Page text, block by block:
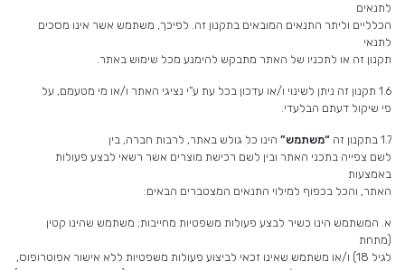
לתנאים
הכלליים וליתר התנאים המובאים בתקנון זה. לפיכך, משתמש אשר אינו מסכים
לתנאי
תקנון זה או לתכניו של האתר מתבקש להימנע מכל שימוש באתר.
1.6 תקנון זה ניתן לשינוי ו/או עדכון בכל עת ע”י נציגי האתר ו/או מי מטעמם, על
פי שיקול דעתם הבלעדי.
1.7 בתקנון זה “משתמש” הינו כל גולש באתר, לרבות חברה, בין
לשם צפייה בתכני האתר ובין לשם רכישת מוצרים אשר רשאי לבצע פעולות
באמצעות
האתר, והכל בכפוף למילוי התנאים המצטברים הבאים:
א. המשתמש הינו כשיר לבצע פעולות משפטיות מחייבות; משתמש שהינו קטין
(מתחת
לגיל 18) ו/או משתמש שאינו זכאי לביצוע פעולות משפטיות ללא אישור אפוטרופוס,